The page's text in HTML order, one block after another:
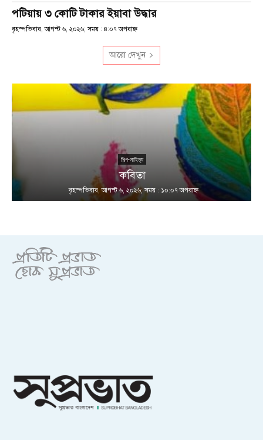
পটিয়ায় ৩ কোটি টাকার ইয়াবা উদ্ধার
বৃহস্পতিবার, আগস্ট ৬, ২০২৬; সময় : ৪:০৭ অপরাহ্ণ
আরো দেখুন
শিল্প-সাহিত্য
কবিতা
বৃহস্পতিবার, আগস্ট ৬, ২০২৬; সময় : ১০:০৭ অপরাহ্ণ